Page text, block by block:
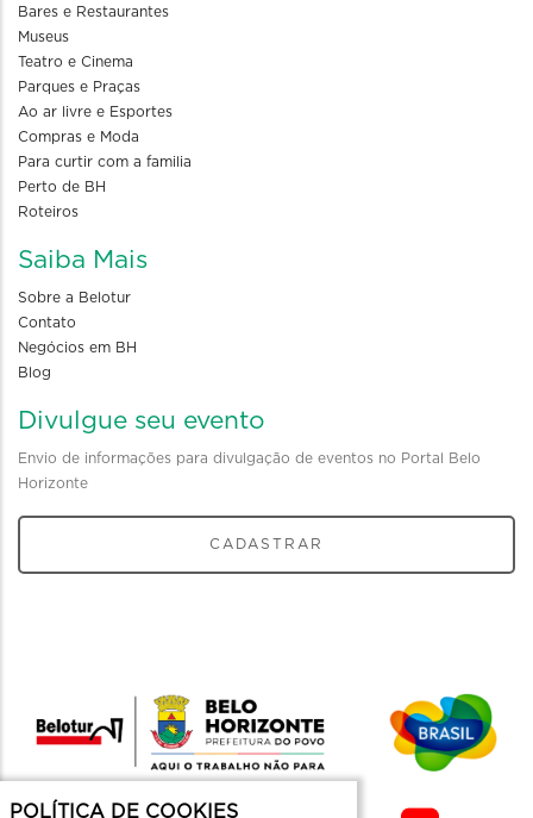
Bares e Restaurantes
Museus
Teatro e Cinema
Parques e Praças
Ao ar livre e Esportes
Compras e Moda
Para curtir com a familia
Perto de BH
Roteiros
Saiba Mais
Sobre a Belotur
Contato
Negócios em BH
Blog
Divulgue seu evento
Envio de informações para divulgação de eventos no Portal Belo
Horizonte
CADASTRAR
POLÍTICA DE COOKIES